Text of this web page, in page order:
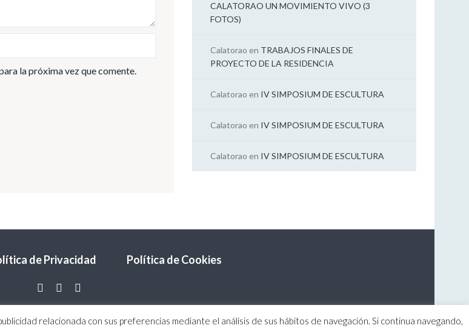
la próxima vez que comente.
CALATORAO UN MOVIMIENTO VIVO (3
FOTOS)
Calatorao en TRABAJOS FINALES DE
PROYECTO DE LA RESIDENCIA
Calatorao en IV SIMPOSIUM DE ESCULTURA
Calatorao en IV SIMPOSIUM DE ESCULTURA
Calatorao en IV SIMPOSIUM DE ESCULTURA
de Privacidad Política de Cookies
relacionada con sus preferencias mediante el análisis de sus hábitos de navegación. Si continua navegando,